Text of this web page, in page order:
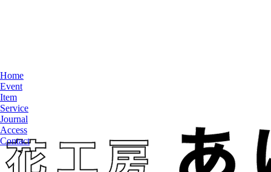
Home
Event
Item
Service
Journal
Access
Contact